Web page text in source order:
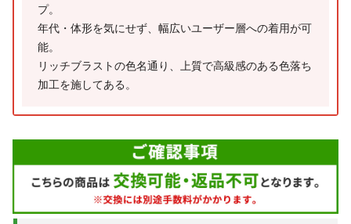
プ。
年代・体形を気にせず、幅広いユーザー層への着用が可
能。
リッチブラストの色名通り、上質で高級感のある色落ち
加工を施してある。